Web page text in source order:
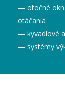
— otočné
otáčania
— kyvadlové
— systémy